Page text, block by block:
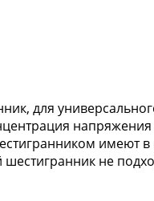
для
имеют
не